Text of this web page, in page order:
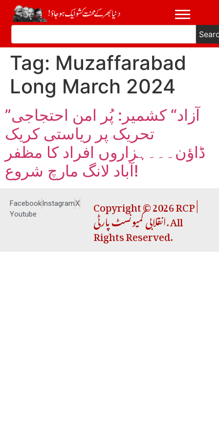
Tag: Muzaffarabad
Long March 2024
”آزاد“ کشمیر: پُر امن احتجاجی
تحریک پر ریاستی کریک
ڈاؤن۔۔۔ہزاروں افراد کا مظفر
آباد لانگ مارچ شروع!
FacebookInstagramX
Youtube
Copyright © 2026 RCP |
انقلابی کمیونسٹ پارٹی. All
Rights Reserved.